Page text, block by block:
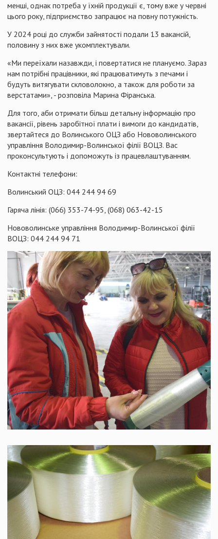
менші, однак потреба у їхній продукції є, тому вже у червні
цього року, підприємство запрацює на повну потужність.
У 2024 році до служби зайнятості подали 13 вакансій,
половину з них вже укомплектували.
«Ми переїхали назавжди, і повертатися не плануємо. Зараз
нам потрібні працівники, які працюватимуть з печами і
будуть витягувати скловолокно, а також для роботи за
верстатами», - розповіла Марина Фіранська.
Для того, аби отримати більш детальну інформацію про
вакансії, рівень заробітної плати і вимоги до кандидатів,
звертайтеся до Волинського ОЦЗ або Нововолинського
управління Володимир-Волинської філії ВОЦЗ. Вас
проконсультують і допоможуть із працевлаштуванням.
Контактні телефони:
Волинський ОЦЗ: 044 244 94 69
Гаряча лінія: (066) 353-74-95, (068) 063-42-15
Нововолинське управління Володимир-Волинської філії
ВОЦЗ: 044 244 94 71